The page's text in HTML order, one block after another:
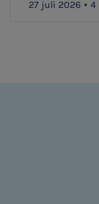
27 juli 2026 4